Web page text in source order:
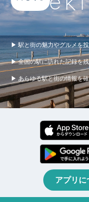
▶ 駅と街の魅力やグルメを
▶ 全国の駅に訪れた記録を
▶ あらゆる駅と街の情報を
アプリに